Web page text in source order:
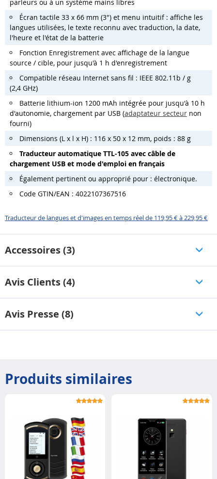
parleurs ou à un système mains libres
Écran tactile 33 x 66 mm (3") et menu intuitif : affiche les
langues utilisées, le texte reconnu avec traduction, la date,
l'heure et l'état de la batterie
Fonction Enregistrement avec affichage de la langue
source / cible, pour jusqu'à 1 h d'enregistrement
Compatible réseau Internet sans fil : IEEE 802.11b / g
(2,4 GHz)
Batterie lithium-ion 1200 mAh intégrée pour jusqu'à 10 h
d'autonomie, chargement par USB (adaptateur secteur non
fourni)
Dimensions (L x l x H) : 116 x 50 x 12 mm, poids : 88 g
Traducteur automatique TTL-105 avec câble de
chargement USB et mode d'emploi en français
Également pertinent ou approprié pour : électronique.
Code GTIN/EAN : 4022107367516
Traducteur de langues et d'images en temps réel de 119,95 € à 229,95 €
Accessoires (3)
Avis Clients (4)
Avis Presse (8)
Produits similaires